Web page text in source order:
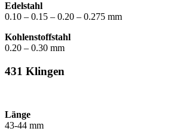
Edelstahl
0.10 – 0.15 – 0.20 – 0.275 mm
Kohlenstoffstahl
0.20 – 0.30 mm
431 Klingen
Länge
43-44 mm